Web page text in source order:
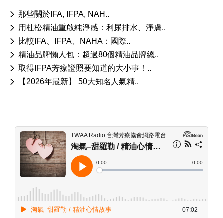
那些關於IFA, IFPA, NAH..
用杜松精油重啟純淨感：利尿排水、淨膚..
比較IFA、IFPA、NAHA：國際..
精油品牌懶人包：超過80個精油品牌總..
取得IFPA芳療證照要知道的大小事！..
【2026年最新】 50大知名人氣精..